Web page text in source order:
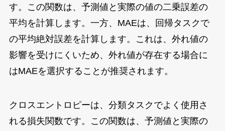
す。この関数は、予測値と実際の値の二乗誤差の
平均を計算します。一方、MAEは、回帰タスクで
の平均絶対誤差を計算します。これは、外れ値の
影響を受けにくいため、外れ値が存在する場合に
はMAEを選択することが推奨されます。
クロスエントロピーは、分類タスクでよく使用さ
れる損失関数です。この関数は、予測値と実際の